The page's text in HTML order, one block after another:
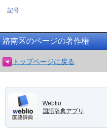
記号
路南区のページの著作権
トップページに戻る
Weblio
国語辞典アプリ